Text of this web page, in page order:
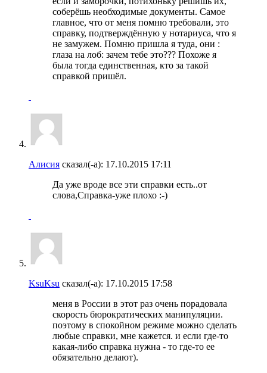
соберёшь необходимые документы. Самое
главное, что от меня помню требовали, это
справку, подтверждённую у нотариуса, что я
не замужем. Помню пришла я туда, они :
глаза на лоб: зачем тебе это??? Похоже я
была тогда единственная, кто за такой
справкой пришёл.
Алисия сказал(-а): 17.10.2015 17:11
Да уже вроде все эти справки есть..от
слова,Справка-уже плохо :-)
KsuKsu сказал(-а): 17.10.2015 17:58
меня в России в этот раз очень порадовала
скорость бюрократических манипуляции.
поэтому в спокойном режиме можно сделать
любые справки, мне кажется. и если где-то
какая-либо справка нужна - то где-то ее
обязательно делают).